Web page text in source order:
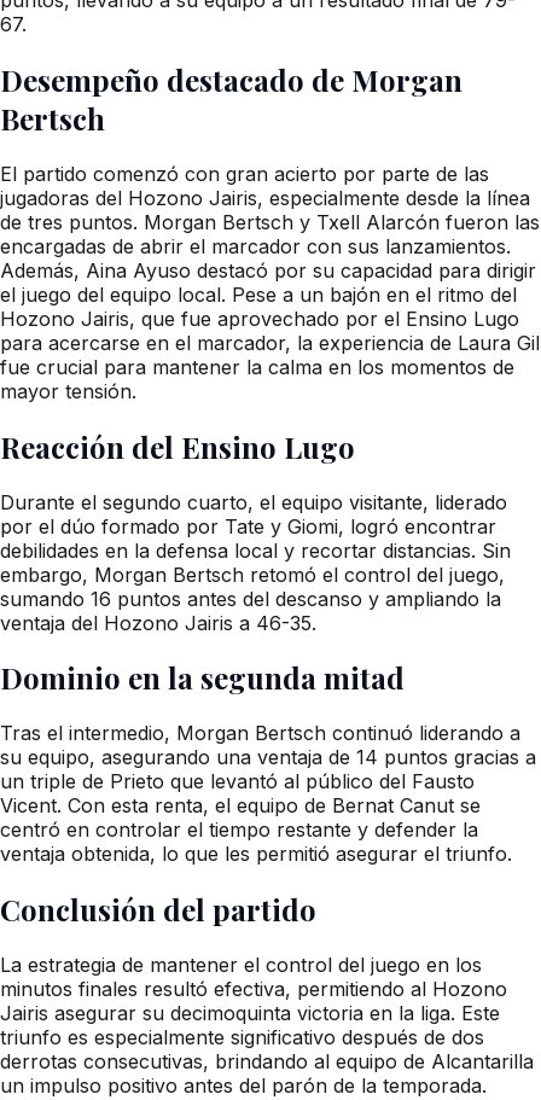
67.
Desempeño destacado de Morgan
Bertsch
El partido comenzó con gran acierto por parte de las
jugadoras del Hozono Jairis, especialmente desde la línea
de tres puntos. Morgan Bertsch y Txell Alarcón fueron las
encargadas de abrir el marcador con sus lanzamientos.
Además, Aina Ayuso destacó por su capacidad para dirigir
el juego del equipo local. Pese a un bajón en el ritmo del
Hozono Jairis, que fue aprovechado por el Ensino Lugo
para acercarse en el marcador, la experiencia de Laura Gil
fue crucial para mantener la calma en los momentos de
mayor tensión.
Reacción del Ensino Lugo
Durante el segundo cuarto, el equipo visitante, liderado
por el dúo formado por Tate y Giomi, logró encontrar
debilidades en la defensa local y recortar distancias. Sin
embargo, Morgan Bertsch retomó el control del juego,
sumando 16 puntos antes del descanso y ampliando la
ventaja del Hozono Jairis a 46-35.
Dominio en la segunda mitad
Tras el intermedio, Morgan Bertsch continuó liderando a
su equipo, asegurando una ventaja de 14 puntos gracias a
un triple de Prieto que levantó al público del Fausto
Vicent. Con esta renta, el equipo de Bernat Canut se
centró en controlar el tiempo restante y defender la
ventaja obtenida, lo que les permitió asegurar el triunfo.
Conclusión del partido
La estrategia de mantener el control del juego en los
minutos finales resultó efectiva, permitiendo al Hozono
Jairis asegurar su decimoquinta victoria en la liga. Este
triunfo es especialmente significativo después de dos
derrotas consecutivas, brindando al equipo de Alcantarilla
un impulso positivo antes del parón de la temporada.